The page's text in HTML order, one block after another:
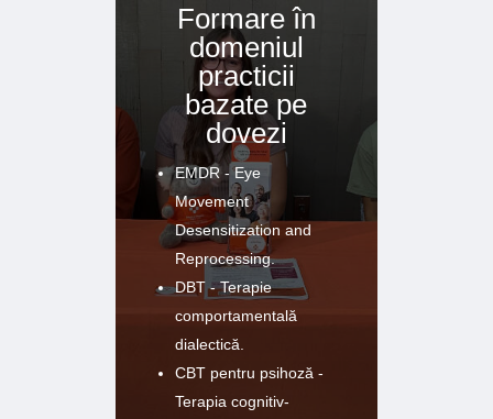
Formare în
domeniul
practicii
bazate pe
dovezi
EMDR - Eye
Movement
Desensitization and
Reprocessing.
DBT - Terapie
comportamentală
dialectică.
CBT pentru psihoză -
Terapia cognitiv-